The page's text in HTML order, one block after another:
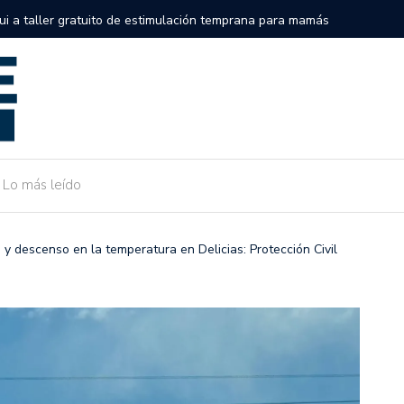
de la Serie Internacional Big League en el Alonso
de
Lo más leído
descenso en la temperatura en Delicias: Protección Civil